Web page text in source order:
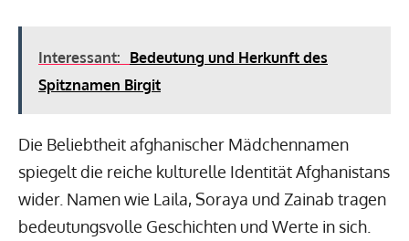
Interessant: Bedeutung und Herkunft des
Spitznamen Birgit
Die Beliebtheit afghanischer Mädchennamen
spiegelt die reiche kulturelle Identität Afghanistans
wider. Namen wie Laila, Soraya und Zainab tragen
bedeutungsvolle Geschichten und Werte in sich.